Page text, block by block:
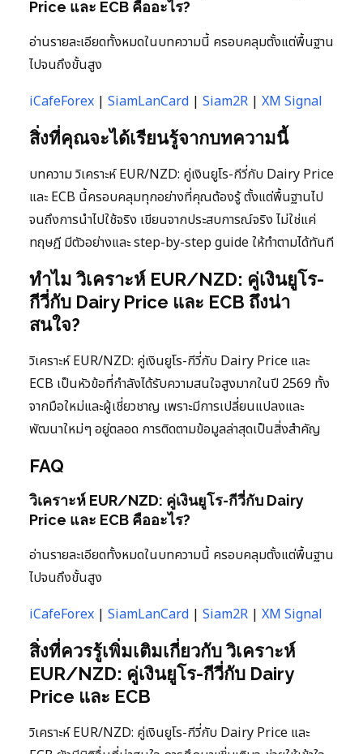
Price และ ECB คืออะไร?
อ่านรายละเอียดทั้งหมดในบทความนี้ ครอบคลุมตั้งแต่พื้นฐาน
ไปจนถึงขั้นสูง
iCafeForex | SiamLanCard | Siam2R | XM Signal
สิ่งที่คุณจะได้เรียนรู้จากบทความนี้
บทความ วิเคราะห์ EUR/NZD: คู่เงินยูโร-กีวี่กับ Dairy Price
และ ECB นี้ครอบคลุมทุกอย่างที่คุณต้องรู้ ตั้งแต่พื้นฐานไป
จนถึงการนำไปใช้จริง เขียนจากประสบการณ์จริง ไม่ใช่แค่
ทฤษฎี มีตัวอย่างและ step-by-step guide ให้ทำตามได้ทันที
ทำไม วิเคราะห์ EUR/NZD: คู่เงินยูโร-
กีวี่กับ Dairy Price และ ECB ถึงน่า
สนใจ?
วิเคราะห์ EUR/NZD: คู่เงินยูโร-กีวี่กับ Dairy Price และ
ECB เป็นหัวข้อที่กำลังได้รับความสนใจสูงมากในปี 2569 ทั้ง
จากมือใหม่และผู้เชี่ยวชาญ เพราะมีการเปลี่ยนแปลงและ
พัฒนาใหม่ๆ อยู่ตลอด การติดตามข้อมูลล่าสุดเป็นสิ่งสำคัญ
FAQ
วิเคราะห์ EUR/NZD: คู่เงินยูโร-กีวี่กับ Dairy
Price และ ECB คืออะไร?
อ่านรายละเอียดทั้งหมดในบทความนี้ ครอบคลุมตั้งแต่พื้นฐาน
ไปจนถึงขั้นสูง
iCafeForex | SiamLanCard | Siam2R | XM Signal
สิ่งที่ควรรู้เพิ่มเติมเกี่ยวกับ วิเคราะห์
EUR/NZD: คู่เงินยูโร-กีวี่กับ Dairy
Price และ ECB
วิเคราะห์ EUR/NZD: คู่เงินยูโร-กีวี่กับ Dairy Price และ